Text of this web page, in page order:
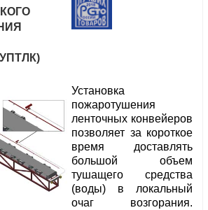
Установка
пожаротушения
ленточных конвейеров
позволяет за короткое
время доставлять
большой объем
тушащего средства
(воды) в локальный
очаг возгорания.